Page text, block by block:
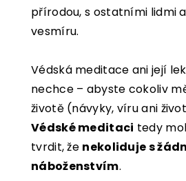
přírodou, s ostatními lidmi
vesmíru.
Védská meditace ani její
nechce – abyste cokoliv
životě (návyky, víru ani
Védské meditaci tedy
tvrdit, že nekoliduje s
náboženstvím.